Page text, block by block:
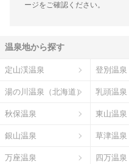
ージをご確認ください。
温泉地から探す
定山渓温泉 登別温泉
湯の川温泉（北海道） 乳頭温泉
秋保温泉 東山温泉
銀山温泉 草津温泉
万座温泉 四万温泉